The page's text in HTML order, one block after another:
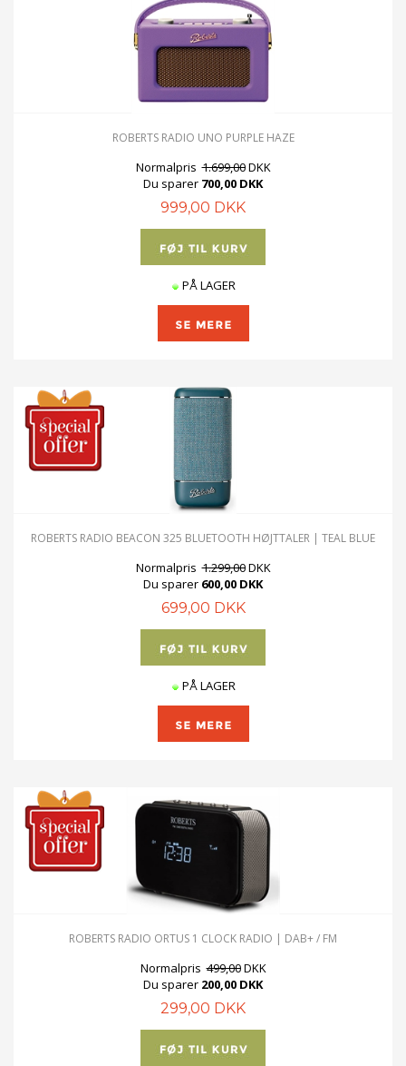
ROBERTS RADIO UNO PURPLE HAZE
Normalpris 1.699,00DKK
Du sparer 700,00 DKK
999,00 DKK
PÅ LAGER
ROBERTS RADIO BEACON 325 BLUETOOTH HØJTTALER | TEAL BLUE
Normalpris 1.299,00DKK
Du sparer 600,00 DKK
699,00 DKK
PÅ LAGER
ROBERTS RADIO ORTUS 1 CLOCK RADIO | DAB+ / FM
Normalpris 499,00DKK
Du sparer 200,00 DKK
299,00 DKK